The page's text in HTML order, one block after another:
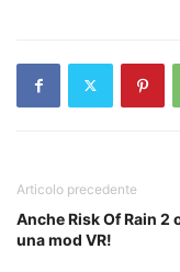
Articolo precedente
Anche Risk Of Rain 2
una mod VR!